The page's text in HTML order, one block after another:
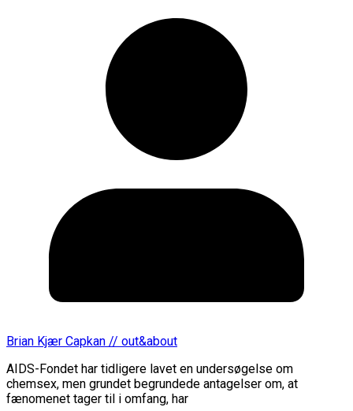
Brian Kjær Capkan // out&about
AIDS-Fondet har tidligere lavet en undersøgelse om
chemsex, men grundet begrundede antagelser om, at
fænomenet tager til i omfang, har